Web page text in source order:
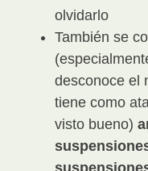
olvidarlo
También se
desconoce el
tiene como
visto bueno)